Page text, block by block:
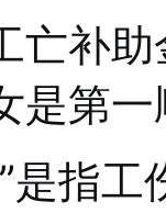
亡补
是第
是指